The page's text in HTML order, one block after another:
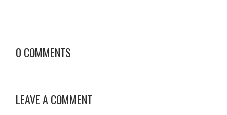
0 COMMENTS
LEAVE A COMMENT